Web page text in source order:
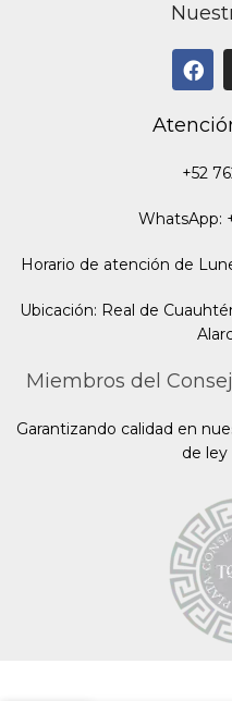
+52
WhatsApp:
Horario de atención de
Ubicación: Real de
Miembros del
Garantizando calidad en
de ley